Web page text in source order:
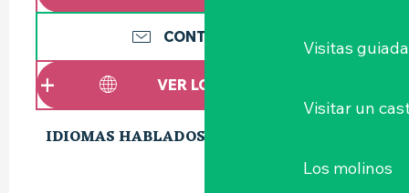
Visitas
Visitar un
Los molinos
CONTÁCTENOS
VER LOS SITIOS WEB
IDIOMAS HABLADOS
IDIOMAS HABLADOS